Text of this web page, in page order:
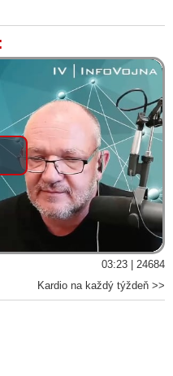
03:23 | 24684
Kardio na každý týždeň >>